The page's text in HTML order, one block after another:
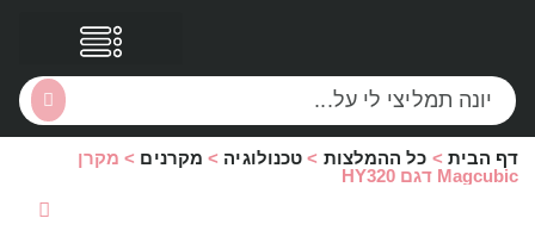
דף הבית > כל ההמלצות > טכנולוגיה > מקרנים > מקרן
Magcubic דגם HY320